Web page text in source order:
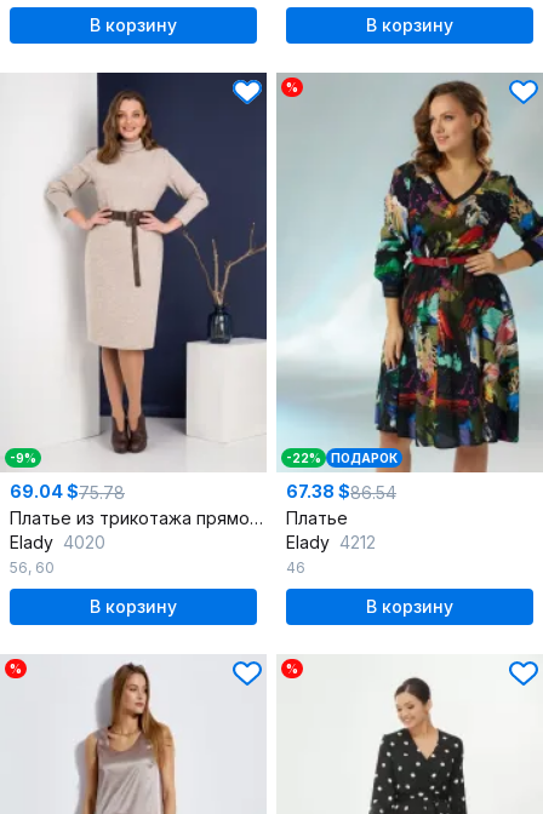
В корзину В корзину
-9%
69.04 $75.78
Платье из трикотажа прямое в демисезон
Elady 4020
56, 60
В корзину
%
-22% ПОДАРОК
67.38 $86.54
Платье
Elady 4212
46
В корзину
% %